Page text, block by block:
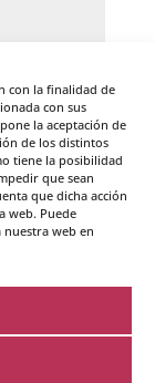
con la finalidad de
con sus
la aceptación de
de los distintos
tiene la posibilidad
que sean
que dicha acción
web. Puede
web en
comente.